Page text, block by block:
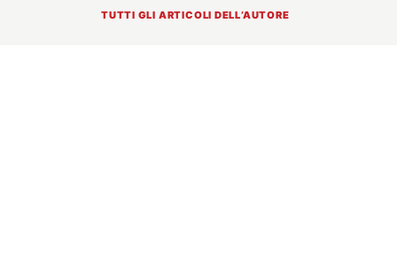
TUTTI GLI ARTICOLI DELL’AUTORE